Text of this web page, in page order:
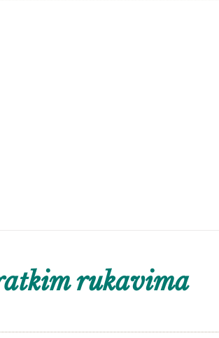
rukavima